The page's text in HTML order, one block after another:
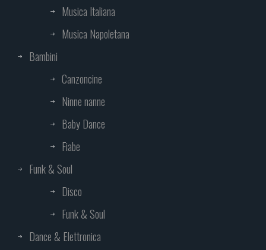
Musica Italiana
Musica Napoletana
Bambini
Canzoncine
Ninne nanne
Baby Dance
Fiabe
Funk & Soul
Disco
Funk & Soul
Dance & Elettronica